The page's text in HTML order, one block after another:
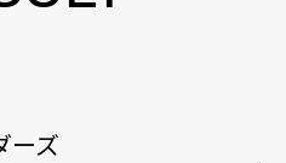
ーズ